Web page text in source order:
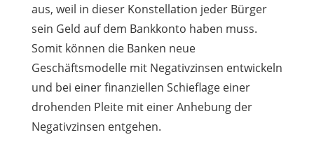
aus, weil in dieser Konstellation jeder Bürger
sein Geld auf dem Bankkonto haben muss.
Somit können die Banken neue
Geschäftsmodelle mit Negativzinsen entwickeln
und bei einer finanziellen Schieflage einer
drohenden Pleite mit einer Anhebung der
Negativzinsen entgehen.